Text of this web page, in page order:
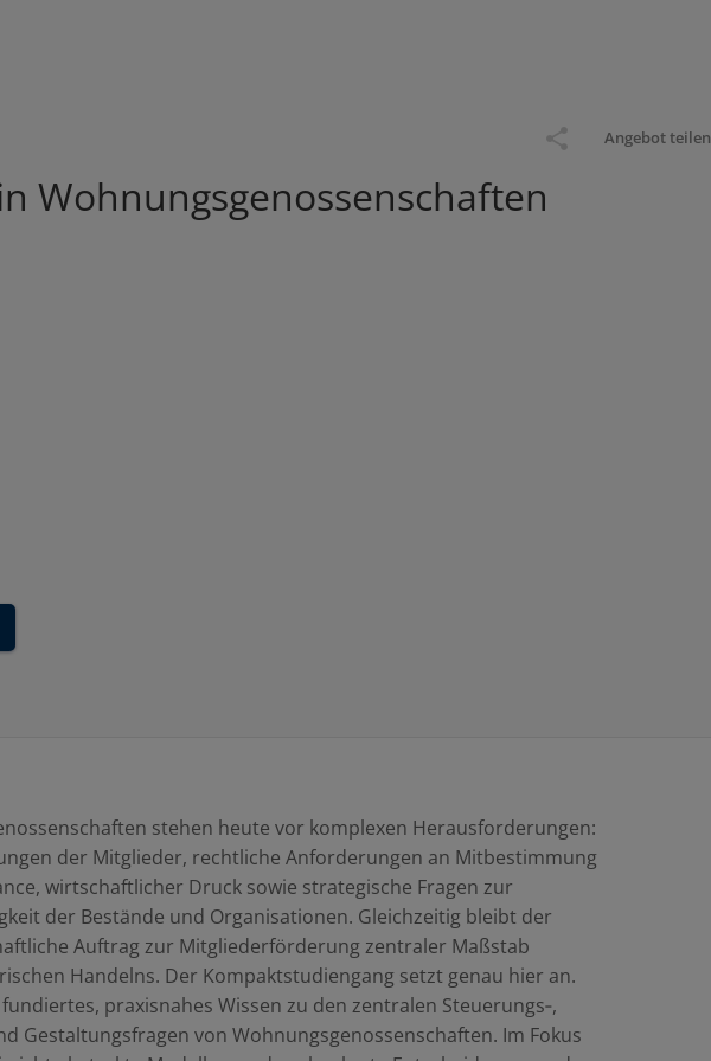
Angebot teilen
Wohnungsgenossenschaften
stehen heute vor komplexen Herausforderungen:
der Mitglieder, rechtliche Anforderungen an Mitbestimmung
wirtschaftlicher Druck sowie strategische Fragen zur
der Bestände und Organisationen. Gleichzeitig bleibt der
Auftrag zur Mitgliederförderung zentraler Maßstab
Handelns. Der Kompaktstudiengang setzt genau hier an.
praxisnahes Wissen zu den zentralen Steuerungs‑,
Gestaltungsfragen von Wohnungsgenossenschaften. Im Fokus